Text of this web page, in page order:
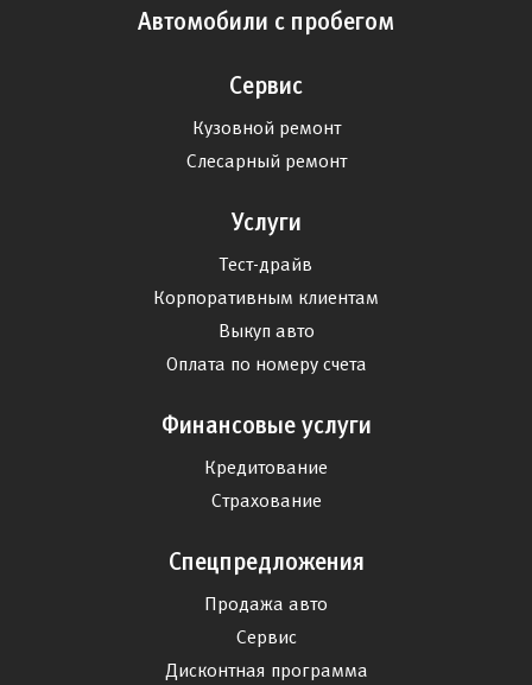
Автомобили с пробегом
Сервис
Кузовной ремонт
Слесарный ремонт
Услуги
Тест-драйв
Корпоративным клиентам
Выкуп авто
Оплата по номеру счета
Финансовые услуги
Кредитование
Страхование
Спецпредложения
Продажа авто
Сервис
Дисконтная программа